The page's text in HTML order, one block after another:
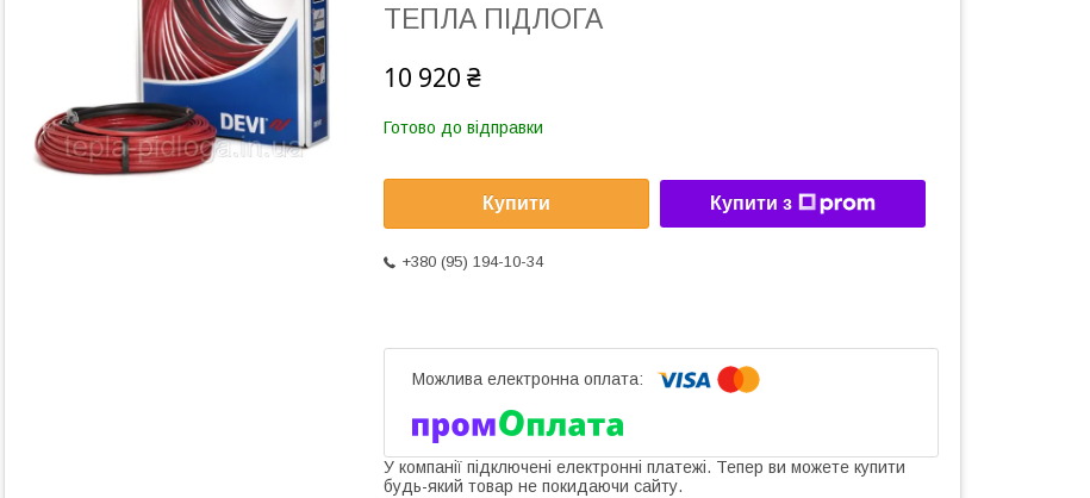
ТЕПЛА ПІДЛОГА
10 920 ₴
Готово до відправки
Купити Купити з
+380 (95) 194-10-34
У компанії підключені електронні платежі. Тепер ви можете купити
будь-який товар не покидаючи сайту.